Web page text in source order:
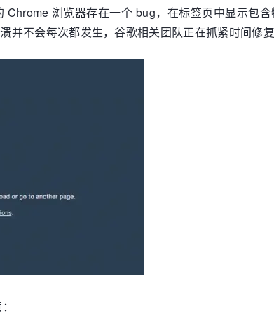
浏览器存在一个 bug，在标签页中显示包
不会每次都发生，谷歌相关团队正在抓紧时间修复